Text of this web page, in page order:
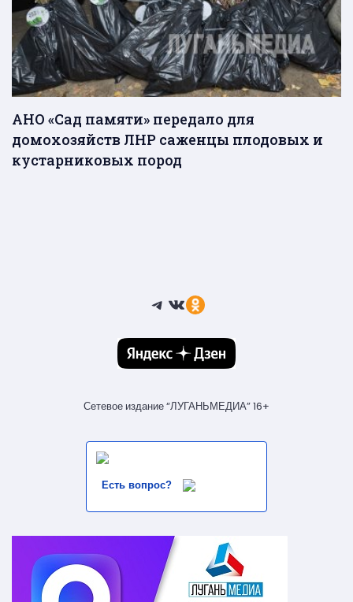
АНО «Сад памяти» передало для
домохозяйств ЛНР саженцы плодовых и
кустарниковых пород
Telegram
ВКонтакте
Ссылка
Сетевое издание “ЛУГАНЬМЕДИА” 16+
Есть вопрос?